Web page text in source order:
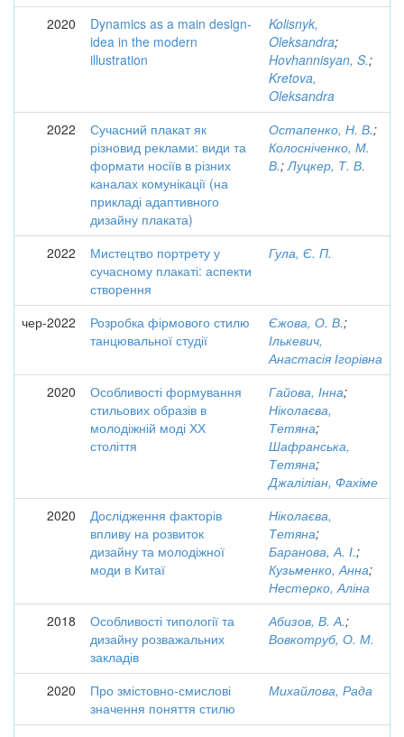
2020
Dynamics as a main design-
idea in the modern
illustration
Kolisnyk,
Oleksandra;
Hovhannisyan, S.;
Kretova,
Oleksandra
2022
Сучасний плакат як
різновид реклами: види та
формати носіїв в різних
каналах комунікації (на
прикладі адаптивного
дизайну плаката)
Остапенко, Н. В.;
Колосніченко, М.
В.;Луцкер, Т. В.
2022
Мистецтво портрету у
сучасному плакаті: аспекти
створення
Гула, Є. П.
чер-2022
Розробка фірмового стилю
танцювальної студії
Єжова, О. В.;
Ількевич,
Анастасія Ігорівна
2020
Особливості формування
стильових образів в
молодіжній моді ХХ
століття
Гайова, Інна;
Ніколаєва,
Тетяна;
Шафранська,
Тетяна;
Джаліліан, Фахіме
2020
Дослідження факторів
впливу на розвиток
дизайну та молодіжної
моди в Китаї
Ніколаєва,
Тетяна;
Баранова, А. І.;
Кузьменко, Анна;
Нестерко, Аліна
2018
Особливості типології та
дизайну розважальних
закладів
Абизов, В. А.;
Вовкотруб, О. М.
2020
Про змістовно-смислові
значення поняття стилю
Михайлова, Рада